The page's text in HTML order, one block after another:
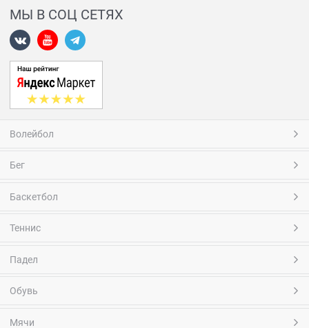
МЫ В СОЦ СЕТЯХ
Волейбол
Бег
Баскетбол
Теннис
Падел
Обувь
Мячи